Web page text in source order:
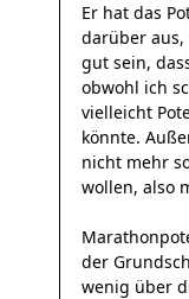
Er hat das
darüber aus,
gut sein,
obwohl ich
vielleicht
könnte.
nicht mehr
wollen, also
der
wenig über